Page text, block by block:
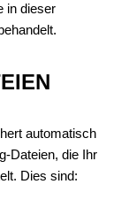
in dieser
automatisch
Dateien, die Ihr
Dies sind: